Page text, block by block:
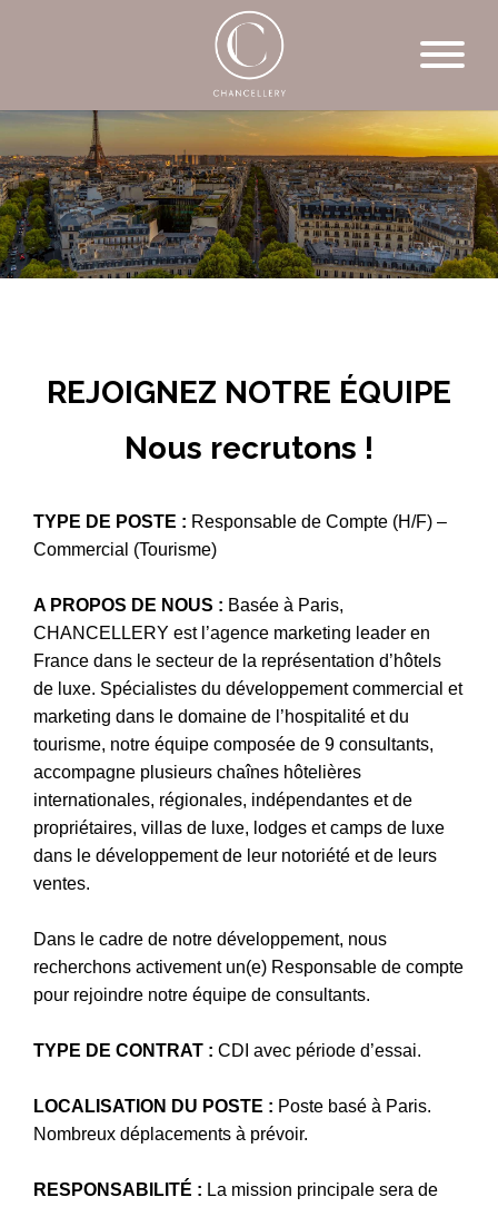
REJOIGNEZ NOTRE ÉQUIPE
Nous recrutons !
TYPE DE POSTE : Responsable de Compte (H/F) –
Commercial (Tourisme)
A PROPOS DE NOUS : Basée à Paris,
CHANCELLERY est l’agence marketing leader en
France dans le secteur de la représentation d’hôtels
de luxe. Spécialistes du développement commercial et
marketing dans le domaine de l’hospitalité et du
tourisme, notre équipe composée de 9 consultants,
accompagne plusieurs chaînes hôtelières
internationales, régionales, indépendantes et de
propriétaires, villas de luxe, lodges et camps de luxe
dans le développement de leur notoriété et de leurs
ventes.
Dans le cadre de notre développement, nous
recherchons activement un(e) Responsable de compte
pour rejoindre notre équipe de consultants.
TYPE DE CONTRAT : CDI avec période d’essai.
LOCALISATION DU POSTE : Poste basé à Paris.
Nombreux déplacements à prévoir.
RESPONSABILITÉ : La mission principale sera de